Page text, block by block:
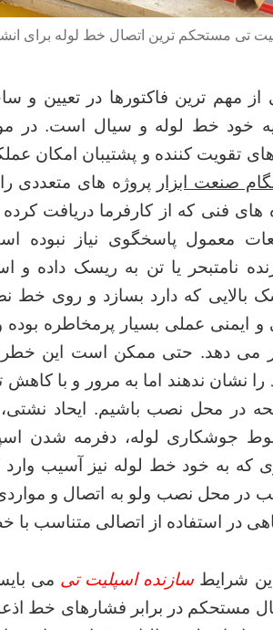
تی مستحکم ترین اتصال خط لوله برای
از مهم ترین فاکتورها در تعیین و
خود خط لوله و سیال است. در
تقویت کننده و پشتیبان امکان
صنعت ابزار
پروژه های متعددی
معمول پاسخگوی نیاز
نامتبحر یا تن به ریسک داده
بالایی که دارد بسازد و روی خط
و ایمنی عملی بسیار پرمخاطره
می دهد. حتی ممکن است این
را نشان ندهند اما به مرور و با کاهش
در محل نصب باشیم. ایحاد
جوشکاری لوله، دفرمه شدن
که به خود خط لوله نیز آسیب وارد
در محل نصب ولو به اتصال و
در استفاده از اتصالی متناسب با
شرایط سازنده اسپلیت تی می
مستحکم در برابر فشارهای خط